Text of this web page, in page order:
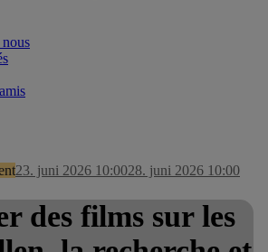
23. juni 2026 10:0028. juni 2026 10:00
des films sur les